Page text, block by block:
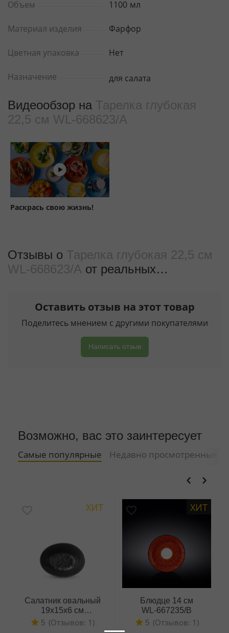
Объем 1100 мл
Материал изделия Фарфор
Цветная упаковка Нет
Назначение для салата
Видеообзор на Тарелка глубокая
22,5 см WL‑668623/A
Раскрась свою жизнь!
Отзывы о Тарелка глубокая 22,5 см
WL‑668623/A от реальных
Оставить отзыв на этот товар
Поделитесь мнением с другими покупателями
Написать отзыв
Возможно, вас это заинтересует
Самые популярные Недавно просмотренные
ХИТ
Салатник овальный
19x15x6 см
WL‑661119/A
(Отзывов: 1)
5
ХИТ
Блюдце 14 см
WL‑667235/B
(Отзывов: 1)
5